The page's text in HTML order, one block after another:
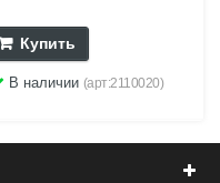
Купить
В наличии (арт:2110020)